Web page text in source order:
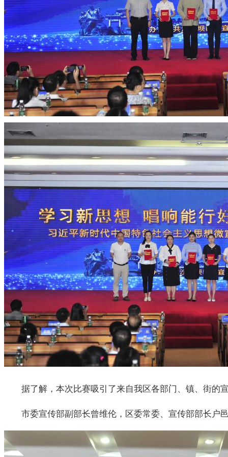
据了解，本次比赛吸引了来自我区各部门、镇、街的
市委宣传部副部长曾维伦，区委常委、宣传部部长户